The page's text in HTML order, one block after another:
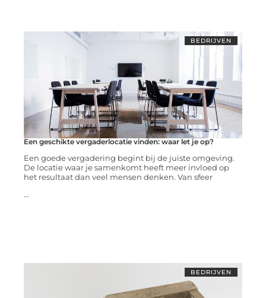
BEDRIJVEN
Een geschikte vergaderlocatie vinden: waar let je op?
Een goede vergadering begint bij de juiste omgeving.
De locatie waar je samenkomt heeft meer invloed op
het resultaat dan veel mensen denken. Van sfeer
...
BEDRIJVEN